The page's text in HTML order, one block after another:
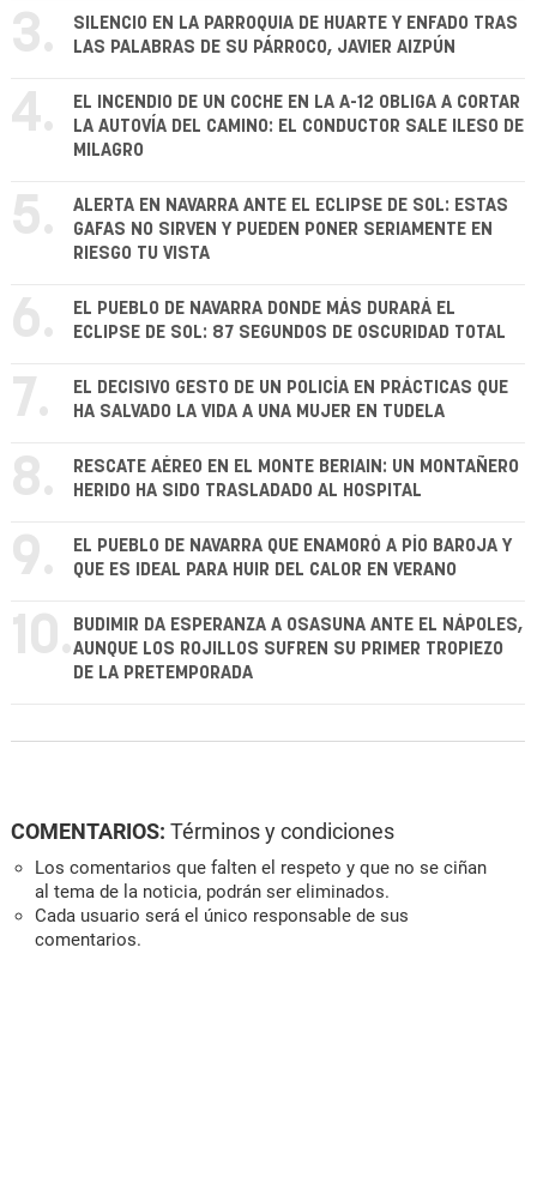
3.
SILENCIO EN LA PARROQUIA DE HUARTE Y ENFADO TRAS
LAS PALABRAS DE SU PÁRROCO, JAVIER AIZPÚN
4.
EL INCENDIO DE UN COCHE EN LA A-12 OBLIGA A CORTAR
LA AUTOVÍA DEL CAMINO: EL CONDUCTOR SALE ILESO DE
MILAGRO
5.
ALERTA EN NAVARRA ANTE EL ECLIPSE DE SOL: ESTAS
GAFAS NO SIRVEN Y PUEDEN PONER SERIAMENTE EN
RIESGO TU VISTA
6.
EL PUEBLO DE NAVARRA DONDE MÁS DURARÁ EL
ECLIPSE DE SOL: 87 SEGUNDOS DE OSCURIDAD TOTAL
7.
EL DECISIVO GESTO DE UN POLICÍA EN PRÁCTICAS QUE
HA SALVADO LA VIDA A UNA MUJER EN TUDELA
8.
RESCATE AÉREO EN EL MONTE BERIAIN: UN MONTAÑERO
HERIDO HA SIDO TRASLADADO AL HOSPITAL
9.
EL PUEBLO DE NAVARRA QUE ENAMORÓ A PÍO BAROJA Y
QUE ES IDEAL PARA HUIR DEL CALOR EN VERANO
10. BUDIMIR DA ESPERANZA A OSASUNA ANTE EL NÁPOLES,
AUNQUE LOS ROJILLOS SUFREN SU PRIMER TROPIEZO
DE LA PRETEMPORADA
COMENTARIOS: Términos y condiciones
Los comentarios que falten el respeto y que no se ciñan
al tema de la noticia, podrán ser eliminados.
Cada usuario será el único responsable de sus
comentarios.